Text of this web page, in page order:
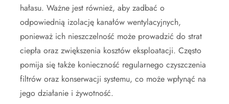
hałasu. Ważne jest również, aby zadbać o
odpowiednią izolację kanałów wentylacyjnych,
ponieważ ich nieszczelność może prowadzić do strat
ciepła oraz zwiększenia kosztów eksploatacji. Często
pomija się także konieczność regularnego czyszczenia
filtrów oraz konserwacji systemu, co może wpłynąć na
jego działanie i żywotność.